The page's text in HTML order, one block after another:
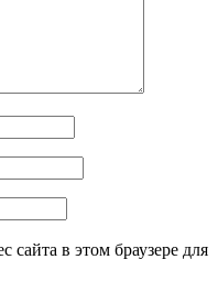
сайта в этом браузере для